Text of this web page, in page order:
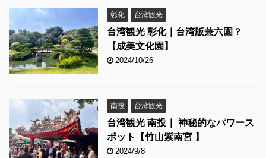
彰化 台湾観光
台湾観光 彰化｜台湾版兼六園？
【成美文化園】
2024/10/26
南投 台湾観光
台湾観光 南投｜ 神秘的なパワース
ポット【竹山紫南宮 】
2024/9/8